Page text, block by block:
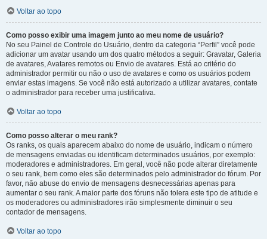
Voltar ao topo
Como posso exibir uma imagem junto ao meu nome de usuário?
No seu Painel de Controle do Usuário, dentro da categoria “Perfil” você pode
adicionar um avatar usando um dos quatro métodos a seguir: Gravatar, Galeria
de avatares, Avatares remotos ou Envio de avatares. Está ao critério do
administrador permitir ou não o uso de avatares e como os usuários podem
enviar estas imagens. Se você não está autorizado a utilizar avatares, contate
o administrador para receber uma justificativa.
Voltar ao topo
Como posso alterar o meu rank?
Os ranks, os quais aparecem abaixo do nome de usuário, indicam o número
de mensagens enviadas ou identificam determinados usuários, por exemplo:
moderadores e administradores. Em geral, você não pode alterar diretamente
o seu rank, bem como eles são determinados pelo administrador do fórum. Por
favor, não abuse do envio de mensagens desnecessárias apenas para
aumentar o seu rank. A maior parte dos fóruns não tolera este tipo de atitude e
os moderadores ou administradores irão simplesmente diminuir o seu
contador de mensagens.
Voltar ao topo